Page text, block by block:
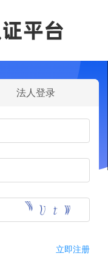
法人登录
立即注册